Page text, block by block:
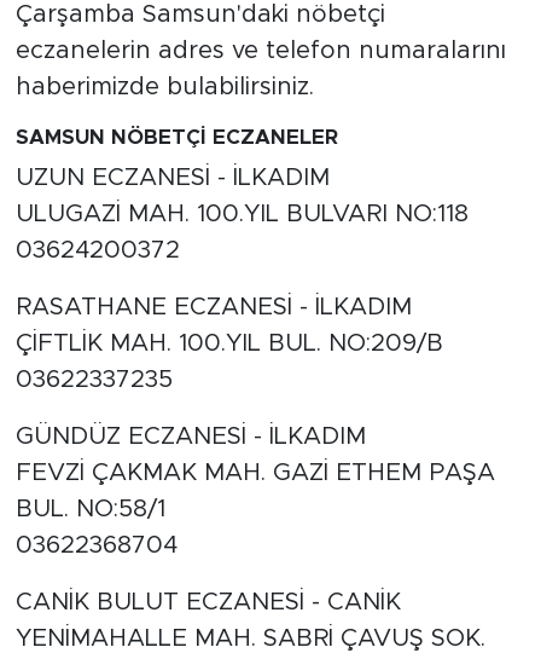
Çarşamba Samsun'daki nöbetçi
eczanelerin adres ve telefon numaralarını
haberimizde bulabilirsiniz.
SAMSUN NÖBETÇİ ECZANELER
UZUN ECZANESİ - İLKADIM
ULUGAZİ MAH. 100.YIL BULVARI NO:118
03624200372
RASATHANE ECZANESİ - İLKADIM
ÇİFTLİK MAH. 100.YIL BUL. NO:209/B
03622337235
GÜNDÜZ ECZANESİ - İLKADIM
FEVZİ ÇAKMAK MAH. GAZİ ETHEM PAŞA
BUL. NO:58/1
03622368704
CANİK BULUT ECZANESİ - CANİK
YENİMAHALLE MAH. SABRİ ÇAVUŞ SOK.